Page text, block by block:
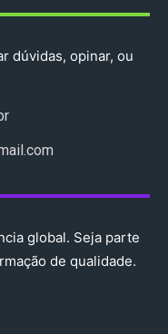
dúvidas, opinar, ou
global. Seja parte
de qualidade.